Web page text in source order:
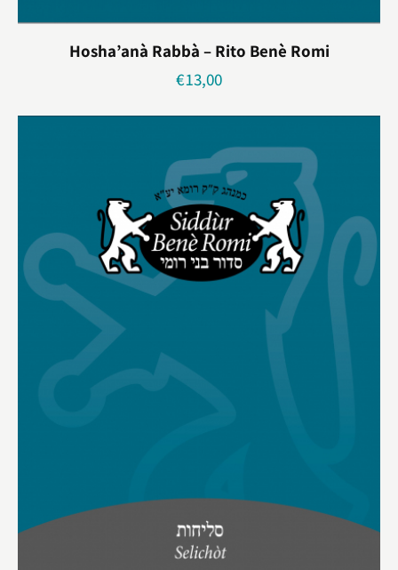
Hosha’anà Rabbà – Rito Benè Romi
€13,00